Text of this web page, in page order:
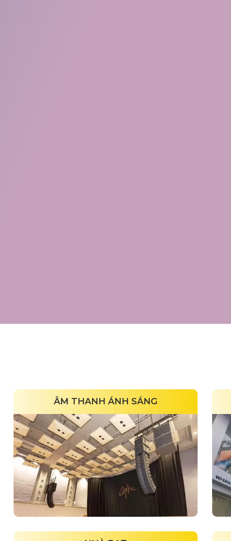
ÂM THANH ÁNH SÁNG